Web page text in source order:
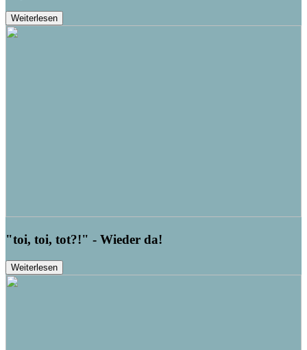
Weiterlesen
"toi, toi, tot?!" - Wieder da!
Weiterlesen